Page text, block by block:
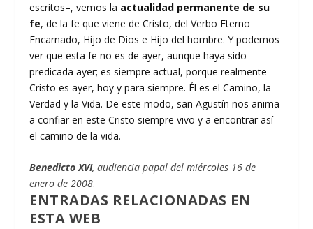
escritos–, vemos la actualidad permanente de su
fe, de la fe que viene de Cristo, del Verbo Eterno
Encarnado, Hijo de Dios e Hijo del hombre. Y podemos
ver que esta fe no es de ayer, aunque haya sido
predicada ayer; es siempre actual, porque realmente
Cristo es ayer, hoy y para siempre. Él es el Camino, la
Verdad y la Vida. De este modo, san Agustín nos anima
a confiar en este Cristo siempre vivo y a encontrar así
el camino de la vida.
Benedicto XVI, audiencia papal del miércoles 16 de
enero de 2008.
ENTRADAS RELACIONADAS EN
ESTA WEB